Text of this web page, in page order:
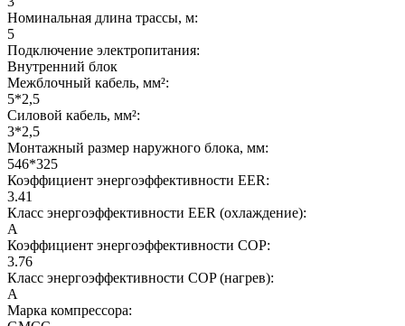
Номинальная длина трассы, м:
5
Подключение электропитания:
Внутренний блок
Межблочный кабель, мм²:
5*2,5
Силовой кабель, мм²:
3*2,5
Монтажный размер наружного блока, мм:
546*325
Коэффициент энергоэффективности EER:
3.41
Класс энергоэффективности EER (охлаждение):
A
Коэффициент энергоэффективности COP:
3.76
Класс энергоэффективности COP (нагрев):
A
Марка компрессора: